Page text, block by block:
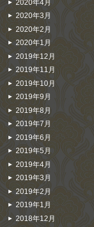
2020年4月
2020年3月
2020年2月
2020年1月
2019年12月
2019年11月
2019年10月
2019年9月
2019年8月
2019年7月
2019年6月
2019年5月
2019年4月
2019年3月
2019年2月
2019年1月
2018年12月